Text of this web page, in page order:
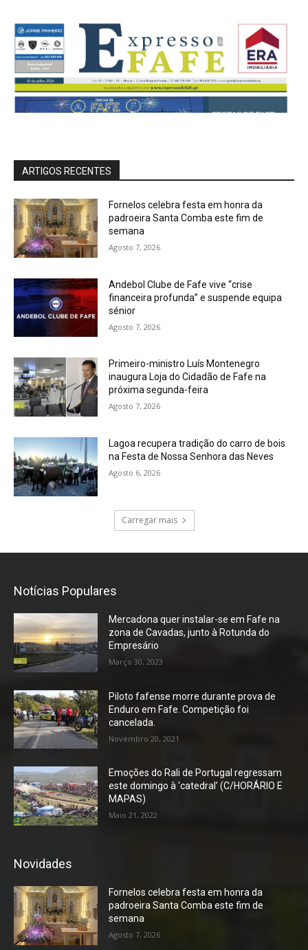
ARTIGOS RECENTES
Fornelos celebra festa em honra da
padroeira Santa Comba este fim de
semana
Agosto 7, 2026
Andebol Clube de Fafe vive “crise
financeira profunda” e suspende equipa
sénior
Agosto 7, 2026
Primeiro-ministro Luís Montenegro
inaugura Loja do Cidadão de Fafe na
próxima segunda-feira
Agosto 7, 2026
Lagoa recupera tradição do carro de bois
na Festa de Nossa Senhora das Neves
Agosto 6, 2026
Carregar mais
Notícias Populares
Mercadona quer instalar-se em Fafe na
zona de Cavadas, junto à Rotunda do
Empresário
Março 30, 2023
Piloto fafense morre durante prova de
Enduro em Fafe. Competição foi
cancelada.
Novembro 20, 2021
Emoções do Rali de Portugal regressam
este domingo à ‘catedral’ (C/HORÁRIO E
MAPAS)
Maio 21, 2022
Novidades
Fornelos celebra festa em honra da
padroeira Santa Comba este fim de
semana
Agosto 7, 2026